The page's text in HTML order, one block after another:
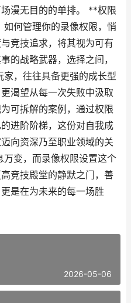
漫无目的的单排。 **权限
何管理你的录像权限，悄
竞技追求，将其视为可有
的战略武器，选择之间，
，往往具备更强的成长型
渴望从每一次失败中汲取
可拆解的案例，通过权限
进阶阶梯，这份对自我成
向资深乃至职业领域的关
变，而录像权限设置这个
竞技殿堂的静默之门，善
是在为未来的每一场胜
2026-05-06